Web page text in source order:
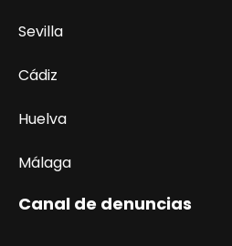
Sevilla
Cádiz
Huelva
Málaga
Canal de denuncias